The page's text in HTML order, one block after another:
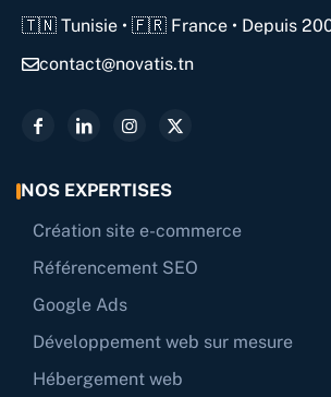
🇹🇳 Tunisie • 🇫🇷 France • Depuis
contact@novatis.tn
NOS EXPERTISES
Création site e-commerce
Référencement SEO
Google Ads
Développement web sur mesure
Hébergement web